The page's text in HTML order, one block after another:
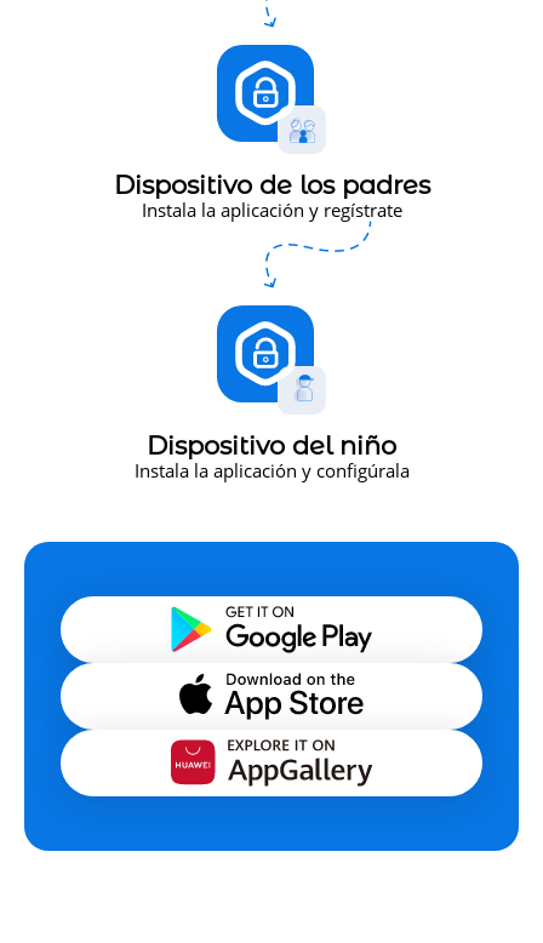
Dispositivo de los padres
Instala la aplicación y regístrate
Dispositivo del niño
Instala la aplicación y configúrala